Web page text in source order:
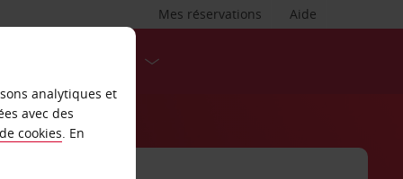
Aide
Mes réservations
analytiques et
avec des
cookies. En